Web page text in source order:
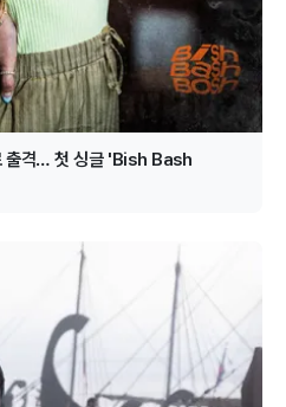
출격… 첫 싱글 'Bish Bash